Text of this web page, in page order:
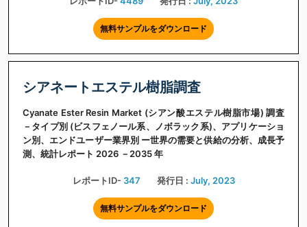
無料サンプルをダウンロード
シアネートエステル樹脂調査
Cyanate Ester Resin Market (シアン酸エステル樹脂市場) 調査
－タイプ別 (ビスフェノール系、ノボラック系)、アプリケーショ
ン別、エンドユーザー業界別 ー世界の需要と供給の分析、成長予
測、統計レポート 2026 －2035 年
レポートID- 347 発行日 : July, 2023
無料サンプルをダウンロード